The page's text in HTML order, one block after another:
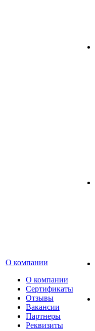
О компании
О компании
Сертификаты
Отзывы
Вакансии
Партнеры
Реквизиты